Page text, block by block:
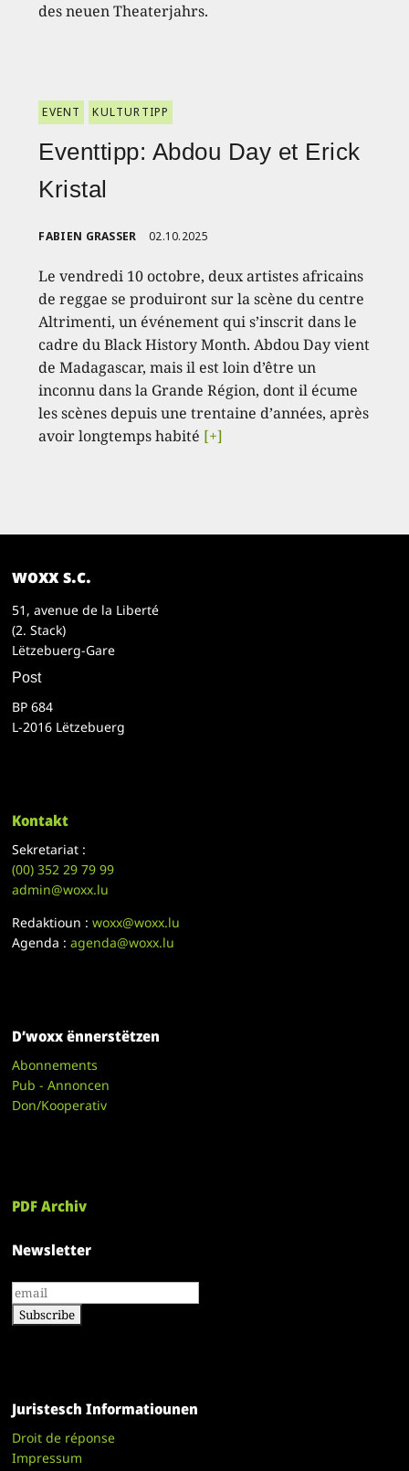
des neuen Theaterjahrs.
EVENT KULTURTIPP
Eventtipp: Abdou Day et Erick
Kristal
FABIEN GRASSER 02.10.2025
Le vendredi 10 octobre, deux artistes africains
de reggae se produiront sur la scène du centre
Altrimenti, un événement qui s’inscrit dans le
cadre du Black History Month. Abdou Day vient
de Madagascar, mais il est loin d’être un
inconnu dans la Grande Région, dont il écume
les scènes depuis une trentaine d’années, après
avoir longtemps habité [+]
woxx s.c.
51, avenue de la Liberté
(2. Stack)
Lëtzebuerg-Gare
Post
BP 684
L-2016 Lëtzebuerg
Kontakt
Sekretariat :
(00)352 29 79 99
admin@woxx.lu
Redaktioun :woxx@woxx.lu
Agenda :agenda@woxx.lu
D’woxx ënnerstëtzen
Abonnements
Pub - Annoncen
Don/Kooperativ
PDF Archiv
Newsletter
Juristesch Informatiounen
Droit de réponse
Impressum